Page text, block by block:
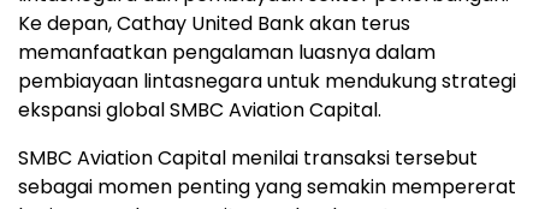
Ke depan, Cathay United Bank akan terus
memanfaatkan pengalaman luasnya dalam
pembiayaan lintasnegara untuk mendukung strategi
ekspansi global SMBC Aviation Capital.
SMBC Aviation Capital menilai transaksi tersebut
sebagai momen penting yang semakin mempererat